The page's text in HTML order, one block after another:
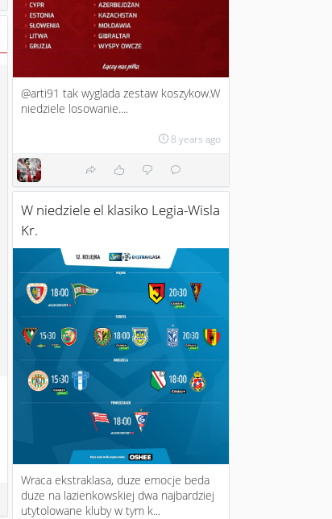
@arti91 tak wyglada zestaw koszykow.W
niedziele losowanie....
8 years ago
W niedziele el klasiko Legia-Wisla
Kr.
Wraca ekstraklasa, duze emocje beda
duze na lazienkowskiej dwa najbardziej
utytolowane kluby w tym k...